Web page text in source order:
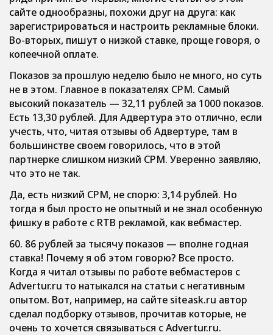
сайте однообразны, похожи друг на друга: как
зарегистрироваться и настроить рекламные блоки.
Во-вторых, пишут о низкой ставке, проще говоря, о
копеечной оплате.
Показов за прошлую неделю было не много, но суть
не в этом. Главное в показателях CPM. Самый
высокий показатель — 32,11 рублей за 1000 показов.
Есть 13,30 рублей. Для Адвертура это отлично, если
учесть, что, читая отзывы об Адвертуре, там в
большинстве своем говорилось, что в этой
партнерке слишком низкий CPM. Уверенно заявляю,
что это не так.
Да, есть низкий CPM, не спорю: 3,14 рублей. Но
тогда я был просто не опытный и не знал особенную
фишку в работе с RTB рекламой, как вебмастер.
60. 86 рублей за тысячу показов — вполне годная
ставка! Почему я об этом говорю? Все просто.
Когда я читал отзывы по работе вебмастеров с
Advertur.ru то натыкался на статьи с негативным
опытом. Вот, например, на сайте siteask.ru автор
сделал подборку отзывов, прочитав которые, не
очень то хочется связываться с Advertur.ru.